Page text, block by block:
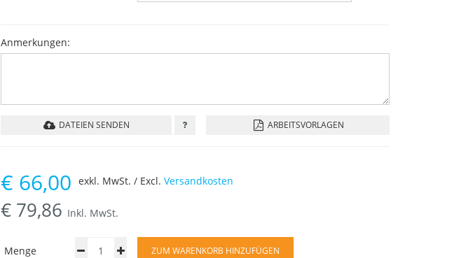
Anmerkungen:
DATEIEN SENDEN ARBEITSVORLAGEN
€ 66,00
€ 79,86 Inkl. MwSt.
exkl. MwSt. / Excl. Versandkosten
Menge ZUM WARENKORB HINZUFÜGEN